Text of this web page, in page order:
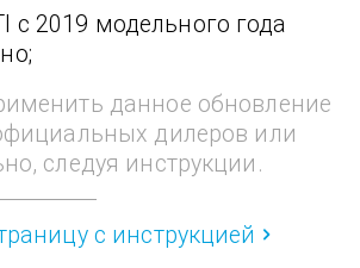
с 2019 модельного года
данное обновление
дилеров или
следуя инструкции.
с инструкцией